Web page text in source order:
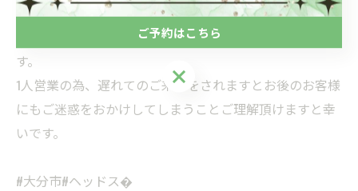
皆様に気持ち良く施術を受けて頂きたいと思っていま
す。
1人営業の為、遅れてのご来店をされますとお後のお客様
にもご迷惑をおかけしてしまうことご理解頂けますと幸
いです。
#大分市#ヘッドス�
ご予約はこちら
ご予約はこちら